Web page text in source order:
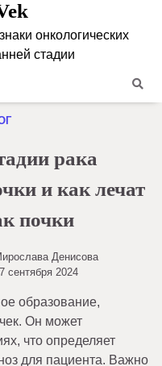
онкологических
стадии
рака
и как лечат
почки
Денисова
сентября 2024
образование,
Он может
что определяет
для пациента. Важно